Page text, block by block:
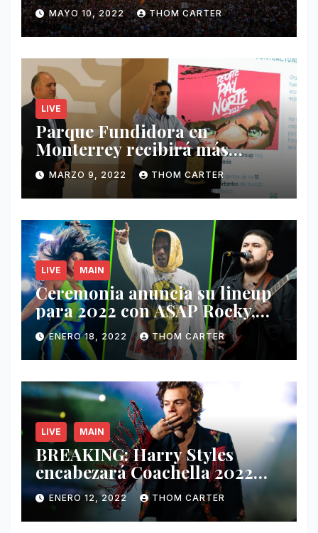
MAYO 10, 2022 THOM CARTER
LIVE
Parque Fundidora en
Monterrey recibirá más
ingresos por festivales de
Música.
MARZO 9, 2022 THOM CARTER
LIVE MAIN
Ceremonia anuncia su lineup
para 2022 con A$AP Rocky,
Nathy Peluso, Noah Pino Palo
y más.
ENERO 18, 2022 THOM CARTER
LIVE MAIN
BREAKING: Harry Styles
encabezará Coachella 2022
junto a Kanye West y Billie
Eilish.
ENERO 12, 2022 THOM CARTER